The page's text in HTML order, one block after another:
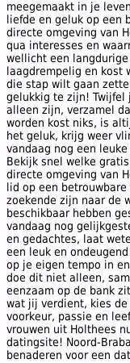
meegemaakt in je
liefde en geluk op een
directe omgeving van
qua interesses en
wellicht een
laagdrempelig en kost
die stap wilt gaan
gelukkig te zijn!
alleen zijn, verzamel
worden kost niks, is
het geluk, krijg weer
vandaag nog een
Bekijk snel welke
directe omgeving van
lid op een
zoekende zijn naar de
beschikbaar hebben
vandaag nog
en gedachtes, laat
een leuk en
op je eigen tempo in
doe dit niet alleen,
eenzaam op de bank
wat jij verdient, kies
voorkeur, passie en
vrouwen uit Holthees
datingsite! Noord-
benaderen voor een